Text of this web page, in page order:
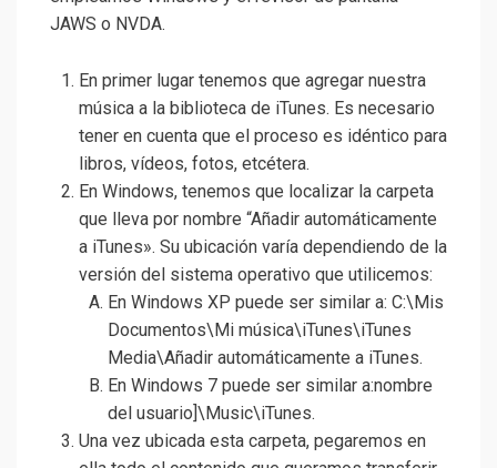
JAWS o NVDA.
En primer lugar tenemos que agregar nuestra
música a la biblioteca de iTunes. Es necesario
tener en cuenta que el proceso es idéntico para
libros, vídeos, fotos, etcétera.
En Windows, tenemos que localizar la carpeta
que lleva por nombre “Añadir automáticamente
a iTunes». Su ubicación varía dependiendo de la
versión del sistema operativo que utilicemos:
En Windows XP puede ser similar a: C:\Mis
Documentos\Mi música\iTunes\iTunes
Media\Añadir automáticamente a iTunes.
En Windows 7 puede ser similar a:nombre
del usuario]\Music\iTunes.
Una vez ubicada esta carpeta, pegaremos en